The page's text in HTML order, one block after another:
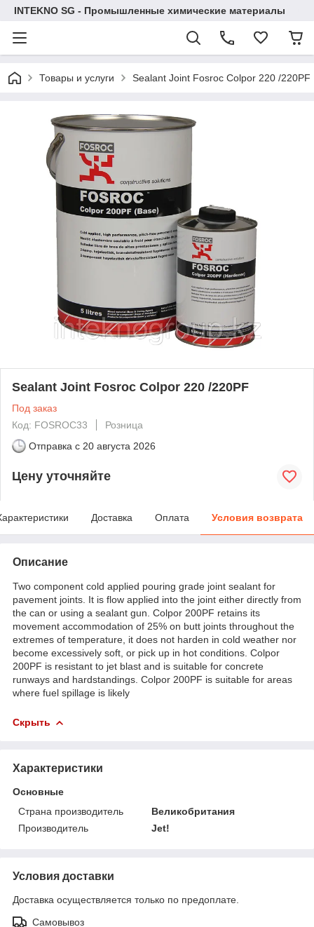
INTEKNO SG - Промышленные химические материалы
Товары и услуги Sealant Joint Fosroc Colpor 220 /220PF
Sealant Joint Fosroc Colpor 220 /220PF
Под заказ
Код: FOSROC33
Розница
Отправка с 20 августа 2026
Цену уточняйте
Доставка Оплата Условия возврата
Описание
Two component cold applied pouring grade joint sealant for
pavement joints. It is flow applied into the joint either directly from
the can or using a sealant gun. Colpor 200PF retains its
movement accommodation of 25% on butt joints throughout the
extremes of temperature, it does not harden in cold weather nor
become excessively soft, or pick up in hot conditions. Colpor
200PF is resistant to jet blast and is suitable for concrete
runways and hardstandings. Colpor 200PF is suitable for areas
where fuel spillage is likely
Скрыть
Характеристики
Основные
Страна производитель
Великобритания
Производитель
Jet!
Условия доставки
Доставка осуществляется только по предоплате.
Самовывоз